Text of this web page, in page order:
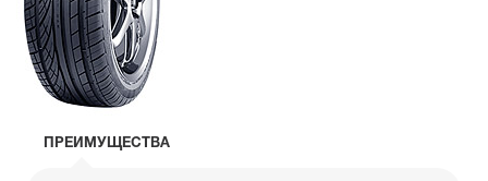
ПРЕИМУЩЕСТВА